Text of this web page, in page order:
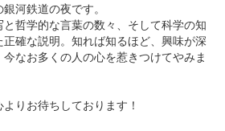
河鉄道の夜です。
哲学的な言葉の数々、そして科学の知
確な説明。知れば知るほど、興味が深
今なお多くの人の心を惹きつけてやみま
りお待ちしております！